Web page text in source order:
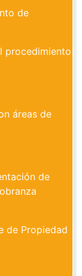
de
procedimiento
áreas de
de
de Propiedad